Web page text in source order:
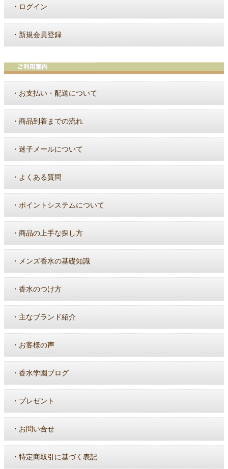
・ ログイン
・ 新規会員登録
・ お支払い・配送について
・ 商品到着までの流れ
・ 迷子メールについて
・ よくある質問
・ ポイントシステムについて
・ 商品の上手な探し方
・ メンズ香水の基礎知識
・ 香水のつけ方
・ 主なブランド紹介
・ お客様の声
・ 香水学園ブログ
・ プレゼント
・ お問い合せ
・ 特定商取引に基づく表記